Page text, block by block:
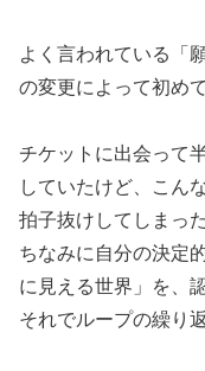
よく言われている「
の変更によって初め
チケットに出会って
していたけど、こん
拍子抜けしてしまった
ちなみに自分の決定
に見える世界」を、
それでループの繰り